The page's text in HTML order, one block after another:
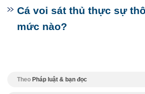
Cá voi sát thủ thực sự
mức nào?
Theo Pháp luật & bạn đọc